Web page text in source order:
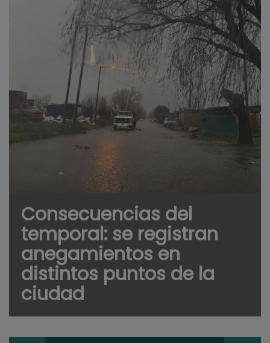
Consecuencias del
temporal: se registran
anegamientos en
distintos puntos de la
ciudad